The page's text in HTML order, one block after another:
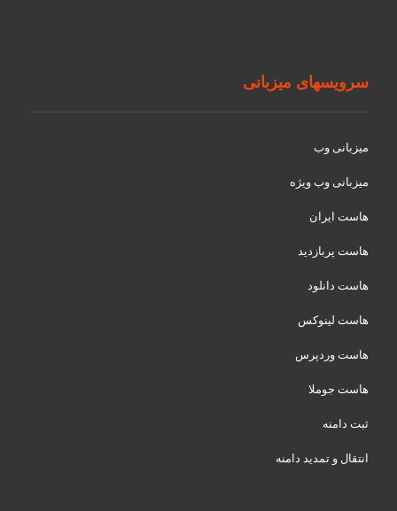
سرویسهای میزبانی
میزبانی وب
میزبانی وب ویژه
هاست ایران
هاست پربازدید
هاست دانلود
هاست لینوکس
هاست وردپرس
هاست جوملا
ثبت دامنه
انتقال و تمدید دامنه